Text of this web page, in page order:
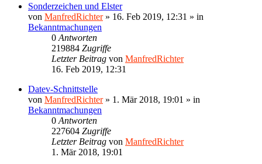
Sonderzeichen und Elster
von ManfredRichter» 16. Feb 2019, 12:31 » in
Bekanntmachungen
0 Antworten
219884 Zugriffe
Letzter Beitrag von ManfredRichter
16. Feb 2019, 12:31
Datev-Schnittstelle
von ManfredRichter» 1. Mär 2018, 19:01 » in
Bekanntmachungen
0 Antworten
227604 Zugriffe
Letzter Beitrag von ManfredRichter
1. Mär 2018, 19:01